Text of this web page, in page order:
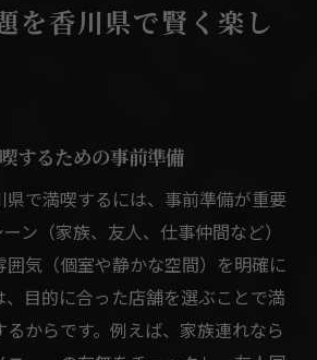
を香川県で賢く楽し
するための事前準備
で満喫するには、事前準備が重要
ン（家族、友人、仕事仲間など）
気（個室や静かな空間）を明確に
、目的に合った店舗を選ぶことで満
からです。例えば、家族連れなら